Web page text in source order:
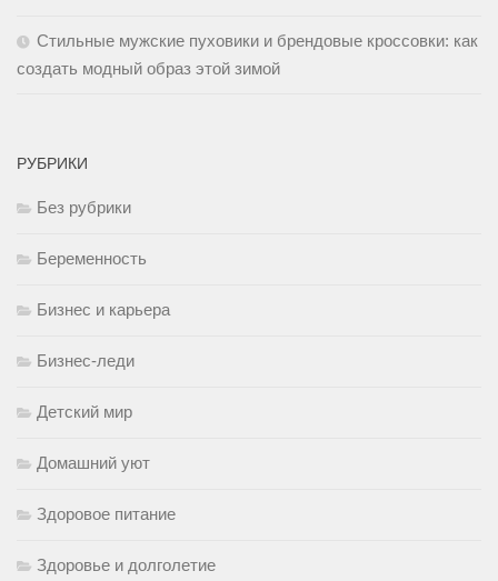
Стильные мужские пуховики и брендовые кроссовки: как
создать модный образ этой зимой
РУБРИКИ
Без рубрики
Беременность
Бизнес и карьера
Бизнес-леди
Детский мир
Домашний уют
Здоровое питание
Здоровье и долголетие